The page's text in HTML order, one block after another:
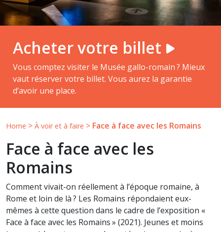
Home > À voir et à faire > Face à face avec les Romains
Face à face avec les
Romains
Acheter votre billet
Vous comptez visiter le Musée gallo-romain ? Mieux
vaut réserver votre billet. Vous aurez la garantie
d’avoir une place.
Comment vivait-on réellement à l’époque romaine, à
Rome et loin de là ? Les Romains répondaient eux-
mêmes à cette question dans le cadre de l’exposition «
Face à face avec les Romains » (2021). Jeunes et moins